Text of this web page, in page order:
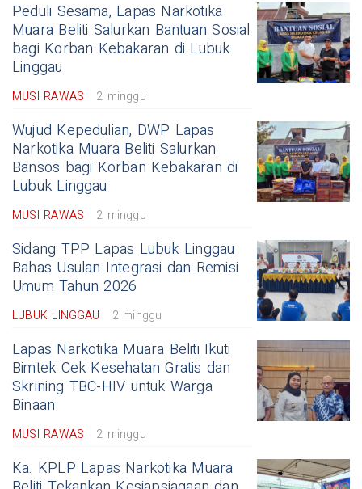
Peduli Sesama, Lapas Narkotika
Muara Beliti Salurkan Bantuan Sosial
bagi Korban Kebakaran di Lubuk
Linggau
MUSI RAWAS 2 minggu
Wujud Kepedulian, DWP Lapas
Narkotika Muara Beliti Salurkan
Bansos bagi Korban Kebakaran di
Lubuk Linggau
MUSI RAWAS 2 minggu
Sidang TPP Lapas Lubuk Linggau
Bahas Usulan Integrasi dan Remisi
Umum Tahun 2026
LUBUK LINGGAU 2 minggu
Lapas Narkotika Muara Beliti Ikuti
Bimtek Cek Kesehatan Gratis dan
Skrining TBC-HIV untuk Warga
Binaan
MUSI RAWAS 2 minggu
Ka. KPLP Lapas Narkotika Muara